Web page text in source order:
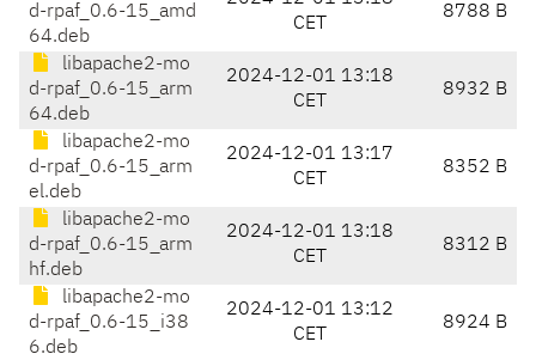
d-rpaf_0.6-15_amd
64.deb
CET
8788 B
libapache2-mo
d-rpaf_0.6-15_arm
64.deb
2024-12-01 13:18
CET
8932 B
libapache2-mo
d-rpaf_0.6-15_arm
el.deb
2024-12-01 13:17
CET
8352 B
libapache2-mo
d-rpaf_0.6-15_arm
hf.deb
2024-12-01 13:18
CET
8312 B
libapache2-mo
d-rpaf_0.6-15_i38
6.deb
2024-12-01 13:12
CET
8924 B